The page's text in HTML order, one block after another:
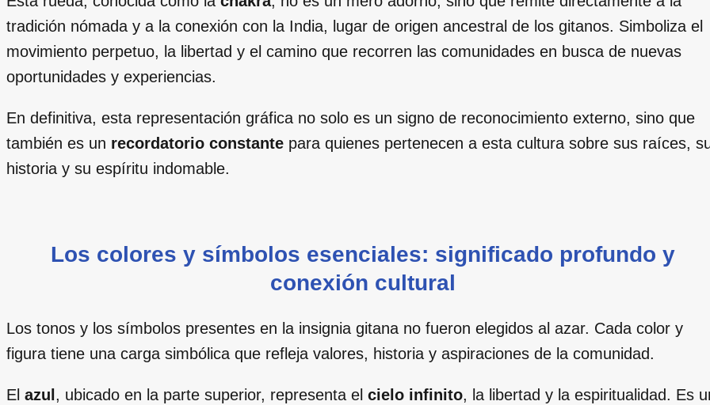
tradición nómada y a la conexión con la India, lugar de origen ancestral de los gitanos. Simboliza el
movimiento perpetuo, la libertad y el camino que recorren las comunidades en busca de nuevas
oportunidades y experiencias.
En definitiva, esta representación gráfica no solo es un signo de reconocimiento externo, sino que
también es un recordatorio constante para quienes pertenecen a esta cultura sobre sus raíces,
historia y su espíritu indomable.
Los colores y símbolos esenciales: significado profundo y
conexión cultural
Los tonos y los símbolos presentes en la insignia gitana no fueron elegidos al azar. Cada color y
figura tiene una carga simbólica que refleja valores, historia y aspiraciones de la comunidad.
El azul , ubicado en la parte superior, representa el cielo infinito, la libertad y la espiritualidad. Es